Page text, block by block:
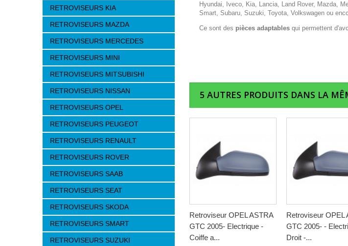
RETROVISEURS KIA
RETROVISEURS MAZDA
RETROVISEURS MERCEDES
RETROVISEURS MINI
RETROVISEURS MITSUBISHI
RETROVISEURS NISSAN
RETROVISEURS OPEL
RETROVISEURS PEUGEOT
RETROVISEURS RENAULT
RETROVISEURS ROVER
RETROVISEURS SAAB
RETROVISEURS SEAT
RETROVISEURS SKODA
RETROVISEURS SMART
RETROVISEURS SUZUKI
Hyundai, Iveco, Kia, Lancia, Land Rover, Mazda,
Smart, Subaru, Suzuki, Toyota, Volkswagen ou
Ce sont des pièces adaptables qui permettent
5 AUTRES PRODUITS DANS LA
Retroviseur OPEL ASTRA
GTC 2005- Electrique -
Coiffe a...
Retroviseur OPEL
GTC 2005- -
Droit -...